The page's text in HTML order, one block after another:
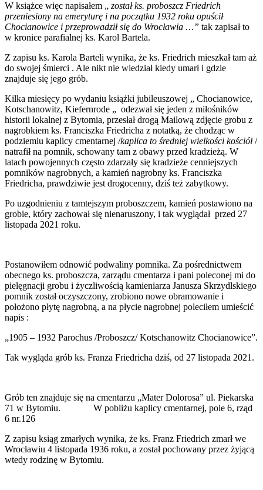
W książce więc napisałem „ został ks. proboszcz Friedrich
przeniesiony na emeryturę i na początku 1932 roku opuścił
Chocianowice i przeprowadził się do Wrocławia …” tak zapisał to
w kronice parafialnej ks. Karol Bartela.
Z zapisu ks. Karola Barteli wynika, że ks. Friedrich mieszkał tam aż
do swojej śmierci . Ale nikt nie wiedział kiedy umarł i gdzie
znajduje się jego grób.
Kilka miesięcy po wydaniu książki jubileuszowej „ Chocianowice,
Kotschanowitz, Kiefernrode „ odezwał się jeden z miłośników
historii lokalnej z Bytomia, przesłał drogą Mailową zdjęcie grobu z
nagrobkiem ks. Franciszka Friedricha z notatką, że chodząc w
podziemiu kaplicy cmentarnej /kaplica to średniej wielkości kościół/
natrafił na pomnik, schowany tam z obawy przed kradzieżą. W
latach powojennych często zdarzały się kradzieże cenniejszych
pomników nagrobnych, a kamień nagrobny ks. Franciszka
Friedricha, prawdziwie jest drogocenny, dziś też zabytkowy.
Po uzgodnieniu z tamtejszym proboszczem, kamień postawiono na
grobie, który zachował się nienaruszony, i tak wyglądał przed 27
listopada 2021 roku.
Postanowiłem odnowić podwaliny pomnika. Za pośrednictwem
obecnego ks. proboszcza, zarządu cmentarza i pani poleconej mi do
pielęgnacji grobu i życzliwością kamieniarza Janusza Skrzydlskiego
pomnik został oczyszczony, zrobiono nowe obramowanie i
położono płytę nagrobną, a na płycie nagrobnej poleciłem umieścić
napis :
„1905 – 1932 Parochus /Proboszcz/ Kotschanowitz Chocianowice”.
Tak wygląda grób ks. Franza Friedricha dziś, od 27 listopada 2021.
Grób ten znajduje się na cmentarzu „Mater Dolorosa” ul. Piekarska
71 w Bytomiu. W pobliżu kaplicy cmentarnej, pole 6, rząd
6 nr.126
Z zapisu ksiąg zmarłych wynika, że ks. Franz Friedrich zmarł we
Wrocławiu 4 listopada 1936 roku, a został pochowany przez żyjącą
wtedy rodzinę w Bytomiu.